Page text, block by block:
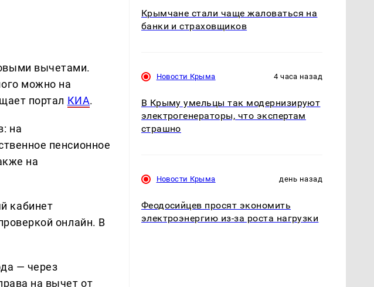
вычетами.
можно на
портал КИА.
на
пенсионное
на
кабинет
онлайн. В
— через
на вычет от
Крымчане стали чаще жаловаться на
банки и страховщиков
Новости Крыма 4 часа назад
В Крыму умельцы так модернизируют
электрогенераторы, что экспертам
страшно
Новости Крыма день назад
Феодосийцев просят экономить
электроэнергию из-за роста нагрузки